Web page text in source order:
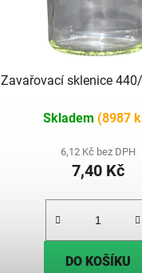
Zavařovací sklenice
Skladem (8987
6,12 Kč bez DPH
7,40 Kč
DO KOŠÍKU